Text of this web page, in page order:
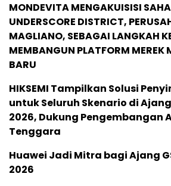
MONDEVITA MENGAKUISISI
UNDERSCORE DISTRICT,
MAGLIANO, SEBAGAI LANGKAH
MEMBANGUN PLATFORM MEREK
BARU
HIKSEMI Tampilkan Solusi
untuk Seluruh Skenario di
2026, Dukung Pengembangan
Tenggara
Huawei Jadi Mitra bagi Ajang
2026